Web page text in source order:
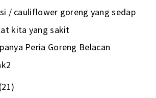
/ cauliflower goreng yang sedap
kita yang sakit
Peria Goreng Belacan
(21)